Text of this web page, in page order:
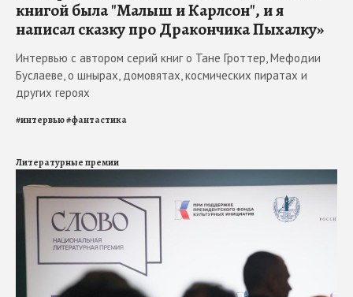
книгой была "Малыш и Карлсон", и я
написал сказку про Дракончика Пыхалку»
Интервью с автором серий книг о Тане Гроттер, Мефодии
Буслаеве, о шнырах, домовятах, космических пиратах и
других героях
#интервью#фантастика
Литературные премии